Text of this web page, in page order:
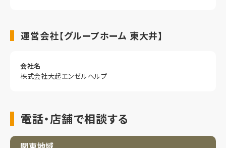
運営会社【グループホーム 東大井】
会社名
株式会社大起エンゼルヘルプ
電話・店舗で相談する